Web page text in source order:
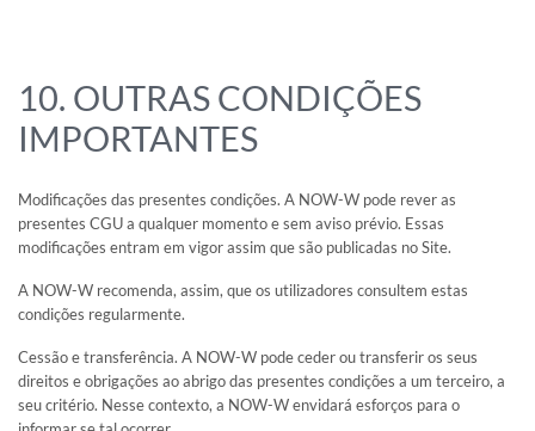
10. OUTRAS CONDIÇÕES
IMPORTANTES
Modificações das presentes condições. A NOW-W pode rever as
presentes CGU a qualquer momento e sem aviso prévio. Essas
modificações entram em vigor assim que são publicadas no Site.
A NOW-W recomenda, assim, que os utilizadores consultem estas
condições regularmente.
Cessão e transferência. A NOW-W pode ceder ou transferir os seus
direitos e obrigações ao abrigo das presentes condições a um terceiro, a
seu critério. Nesse contexto, a NOW-W envidará esforços para o